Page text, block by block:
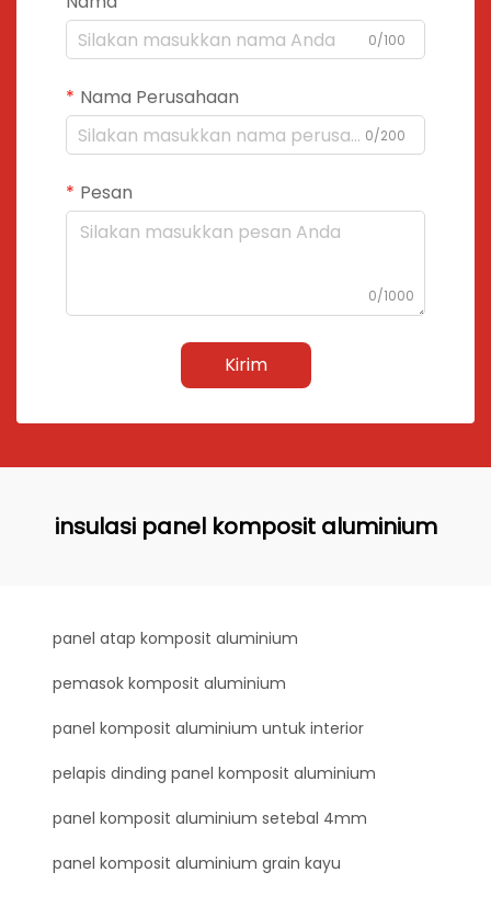
0/100
Nama Perusahaan
0/200
Pesan
0/1000
Kirim
insulasi panel komposit aluminium
panel atap komposit aluminium
pemasok komposit aluminium
panel komposit aluminium untuk interior
pelapis dinding panel komposit aluminium
panel komposit aluminium setebal 4mm
panel komposit aluminium grain kayu